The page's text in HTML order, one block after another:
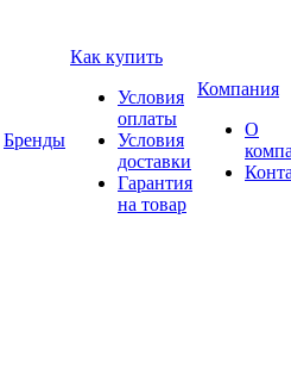
Бренды
Как купить
Условия
оплаты
Условия
доставки
Гарантия
на товар
Компания
О